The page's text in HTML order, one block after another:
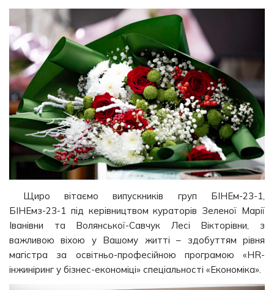
Щиро вітаємо випускників груп БІНЕм-23-1,
БІНЕмз-23-1 під керівництвом кураторів Зеленої Марії
Іванівни та Волянської-Савчук Лесі Вікторівни, з
важливою віхою у Вашому житті – здобуттям рівня
магістра за освітньо-професійною програмою «HR-
інжиніринг у бізнес-економіці» спеціальності «Економіка».